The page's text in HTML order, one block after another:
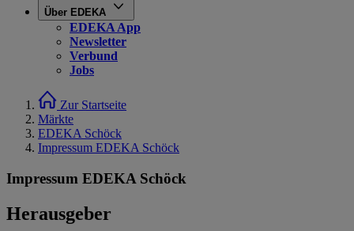
Über EDEKA
EDEKA App
Newsletter
Verbund
Jobs
Zur Startseite
Märkte
EDEKA Schöck
Impressum EDEKA Schöck
Impressum EDEKA Schöck
Herausgeber